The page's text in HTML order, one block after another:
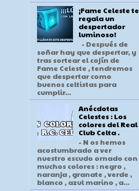
¡Fame Celeste te
regala un
despertador
luminoso!
- Después de
soñar hay que despertar, y
tras sortear el cojín de
Fame Celeste , tendremos
que despertar como
buenos celtistas para
cumplir...
Anécdotas
Celestes : Los
colores del Real
Club Celta .
- N os hemos
acostumbrado a ver
nuestro escudo ornado con
muchos colores : negro ,
naranja , granate , verde ,
blanco , azul marino , a...